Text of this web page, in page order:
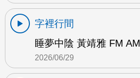
字裡行間
睡夢中陰 黃靖雅 FM AM
2026/06/29